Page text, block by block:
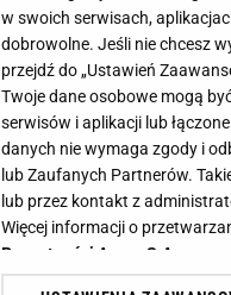
się
w swoich serwisach,
dobrowolne. Jeśli nie chcesz
przejdź do „Ustawień
Twoje dane osobowe mogą
serwisów i aplikacji lub
danych nie wymaga zgody i
lub Zaufanych Partnerów.
lub przez kontakt z
Więcej informacji o
Prywatności Agora S.A.